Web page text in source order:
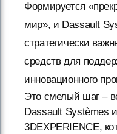
Формируется
мир», и Dassault
стратегически
средств для
инновационного
Это смелый шаг –
Dassault Systèmes
3DEXPERIENCE,